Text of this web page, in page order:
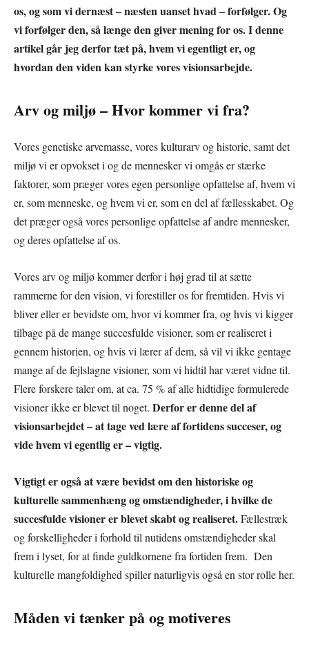
os, og som vi dernæst – næsten uanset hvad – forfølger. Og
vi forfølger den, så længe den giver mening for os. I denne
artikel går jeg derfor tæt på, hvem vi egentligt er, og
hvordan den viden kan styrke vores visionsarbejde.
Arv og miljø – Hvor kommer vi fra?
Vores genetiske arvemasse, vores kulturarv og historie, samt det
miljø vi er opvokset i og de mennesker vi omgås er stærke
faktorer, som præger vores egen personlige opfattelse af, hvem vi
er, som menneske, og hvem vi er, som en del af fællesskabet. Og
det præger også vores personlige opfattelse af andre mennesker,
og deres opfattelse af os.
Vores arv og miljø kommer derfor i høj grad til at sætte
rammerne for den vision, vi forestiller os for fremtiden. Hvis vi
bliver eller er bevidste om, hvor vi kommer fra, og hvis vi kigger
tilbage på de mange succesfulde visioner, som er realiseret i
gennem historien, og hvis vi lærer af dem, så vil vi ikke gentage
mange af de fejlslagne visioner, som vi hidtil har været vidne til.
Flere forskere taler om, at ca. 75 % af alle hidtidige formulerede
visioner ikke er blevet til noget. Derfor er denne del af
visionsarbejdet – at tage ved lære af fortidens succeser, og
vide hvem vi egentlig er – vigtig.
Vigtigt er også at være bevidst om den historiske og
kulturelle sammenhæng og omstændigheder, i hvilke de
succesfulde visioner er blevet skabt og realiseret.Fællestræk
og forskelligheder i forhold til nutidens omstændigheder skal
frem i lyset, for at finde guldkornene fra fortiden frem. Den
kulturelle mangfoldighed spiller naturligvis også en stor rolle her.
Måden vi tænker på og motiveres